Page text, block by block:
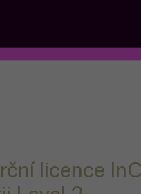
licence